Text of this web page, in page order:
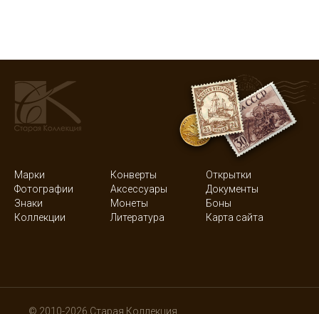
Марки Конверты
Открытки
Фотографии
Аксессуары
Документы
Знаки
Монеты
Боны
Коллекции
Литература Карта сайта
© 2010-2026 Старая Коллекция